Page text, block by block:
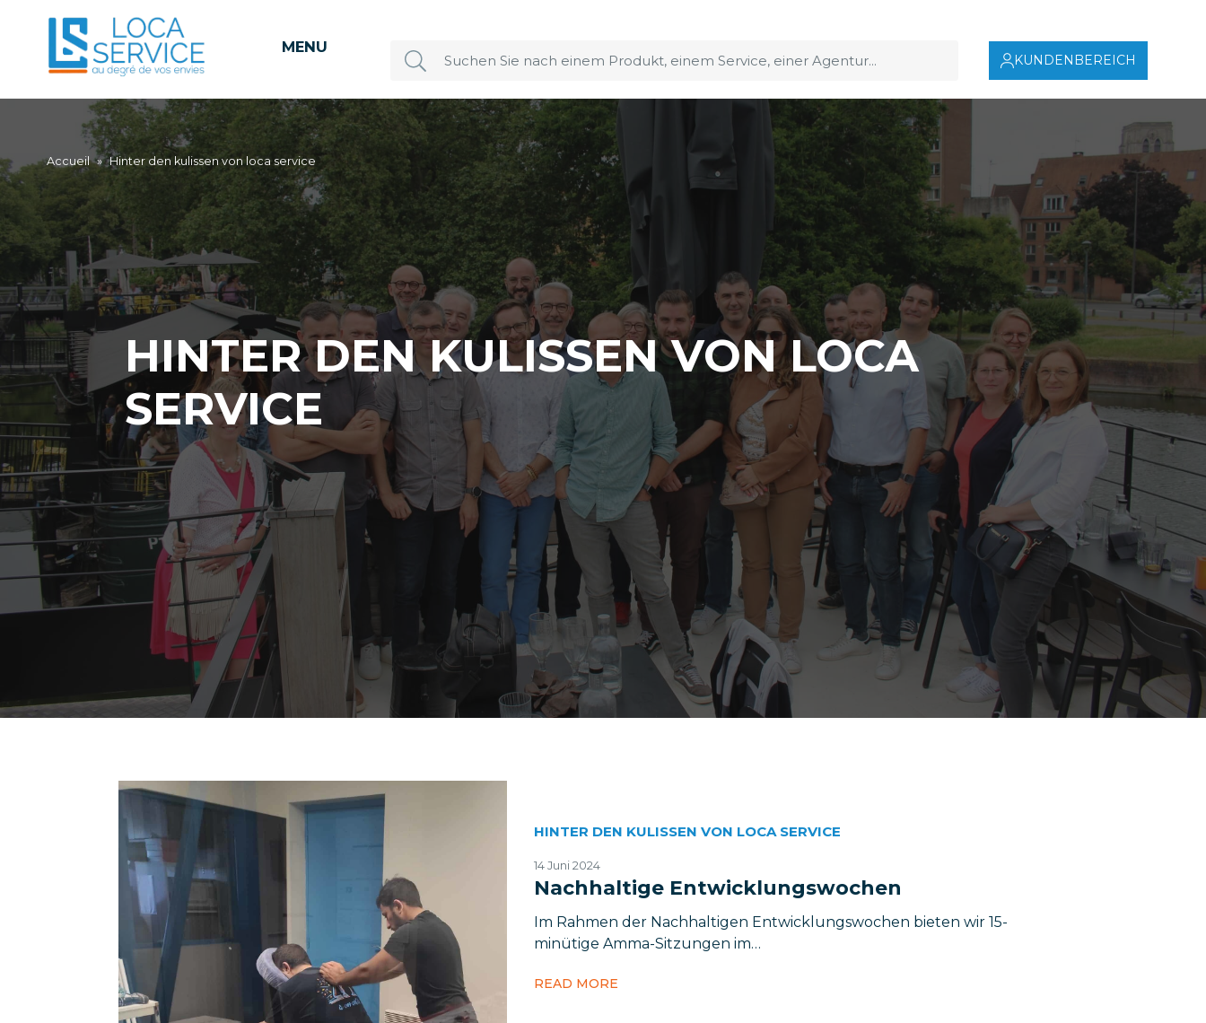
MENU
KUNDENBEREICH
Accueil » Hinter den kulissen von loca service
HINTER DEN KULISSEN VON LOCA
SERVICE
HINTER DEN KULISSEN VON LOCA SERVICE
14 Juni 2024
Nachhaltige Entwicklungswochen
Im Rahmen der Nachhaltigen Entwicklungswochen bieten wir 15-
minütige Amma-Sitzungen im…
READ MORE